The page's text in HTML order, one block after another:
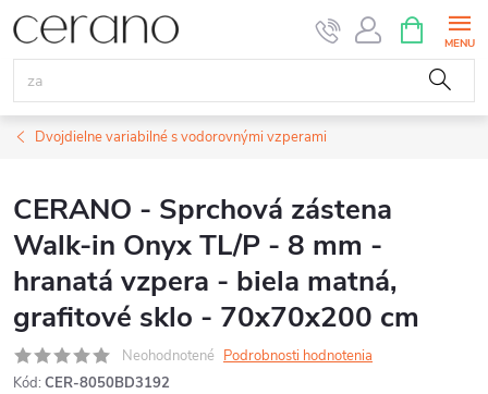
Prejsť
na
obsah
KOŠÍK
Dvojdielne variabilné s vodorovnými vzperami
CERANO - Sprchová zástena
Walk-in Onyx TL/P - 8 mm -
hranatá vzpera - biela matná,
grafitové sklo - 70x70x200 cm
Neohodnotené Podrobnosti hodnotenia
Kód: CER-8050BD3192